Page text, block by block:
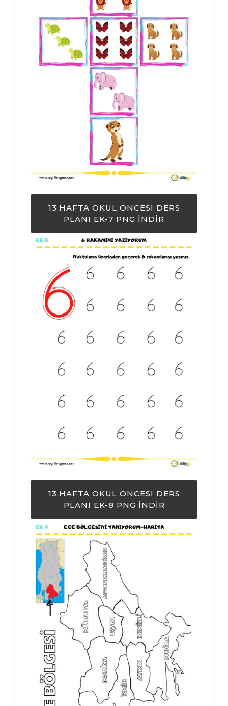
13.HAFTA OKUL ÖNCESI DERS
PLANI EK-7 PNG İNDIR
13.HAFTA OKUL ÖNCESI DERS
PLANI EK-8 PNG İNDIR